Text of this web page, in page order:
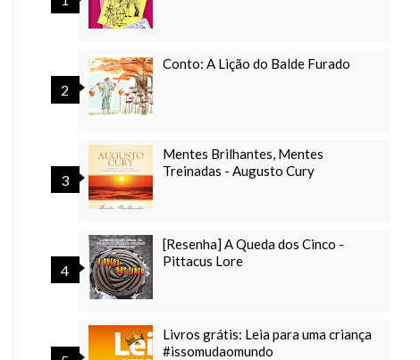
Conto: A Lição do Balde Furado
Mentes Brilhantes, Mentes
Treinadas - Augusto Cury
[Resenha] A Queda dos Cinco -
Pittacus Lore
Livros grátis: Leia para uma criança
#issomudaomundo